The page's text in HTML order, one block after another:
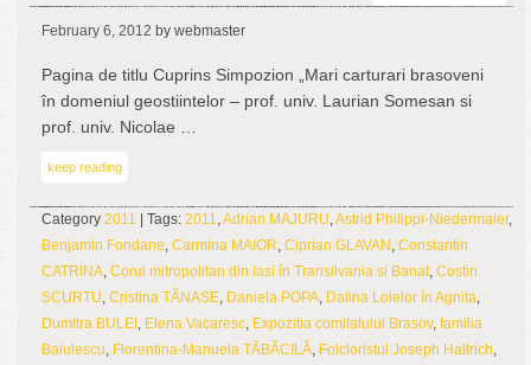
February 6, 2012 by webmaster
Pagina de titlu Cuprins Simpozion „Mari carturari brasoveni
în domeniul geostiintelor – prof. univ. Laurian Somesan si
prof. univ. Nicolae …
keep reading
Category 2011 | Tags: 2011,Adrian MAJURU,Astrid Philippi-Niedermaier,
Benjamin Fondane, Carmina MAIOR, Ciprian GLAVAN , Constantin
CATRINA, Corul mitropolitan din Iasi în Transilvania si Banat, Costin
SCURTU, Cristina TÃNASE, Daniela POPA, Datina Lolelor în Agnita,
Dumitra BULEI , Elena Vacaresc, Expozitia comitatului Brasov, familia
Baiulescu, Florentina-Manuela TÃBÃCILÃ, Folcloristul Joseph Haltrich,